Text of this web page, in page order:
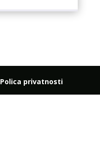
Polica privatnosti